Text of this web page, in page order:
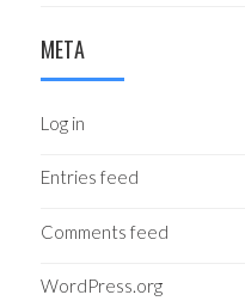
META
Log in
Entries feed
Comments feed
WordPress.org